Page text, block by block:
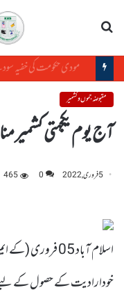
مقبوضہ جموں و کشمیر
آج یوم یکجہتی کشمیر
5 فروری, 2022 0
465
اسلام آباد 05
خودارادیت کے حصول کے لیے